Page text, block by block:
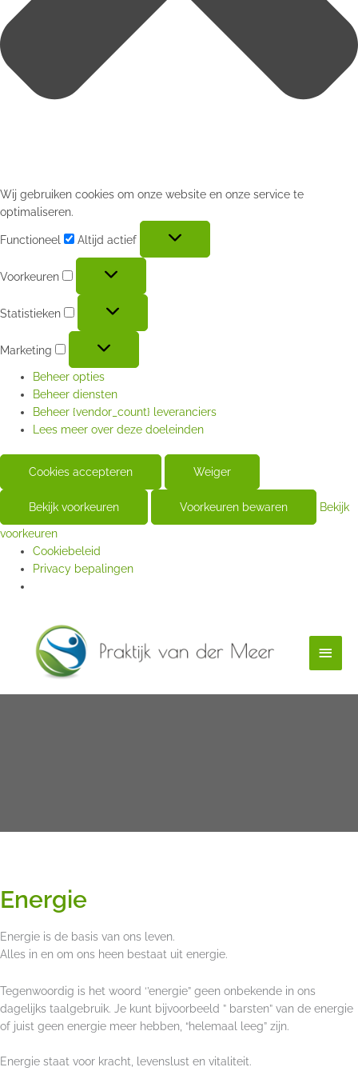
Wij gebruiken cookies om onze website en onze service te
optimaliseren.
Functioneel Altijd actief
Voorkeuren
Statistieken
Marketing
Beheer opties
Beheer diensten
Beheer {vendor_count} leveranciers
Lees meer over deze doeleinden
Cookies accepteren Weiger
Bekijk voorkeuren Voorkeuren bewaren Bekijk
voorkeuren
Cookiebeleid
Privacy bepalingen
Energie
Energie is de basis van ons leven.
Alles in en om ons heen bestaat uit energie.
Tegenwoordig is het woord ‘’energie” geen onbekende in ons
dagelijks taalgebruik. Je kunt bijvoorbeeld ” barsten” van de energie
of juist geen energie meer hebben, “helemaal leeg” zijn.
Energie staat voor kracht, levenslust en vitaliteit.